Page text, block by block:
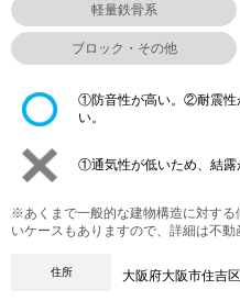
軽量鉄骨系
ブロック・その他
①防音性が高い。②耐震性
い。
①通気性が低いため、結露
※あくまで一般的な建物構造に対す
いケースもありますので、詳細は不動
住所 大阪府大阪市住吉